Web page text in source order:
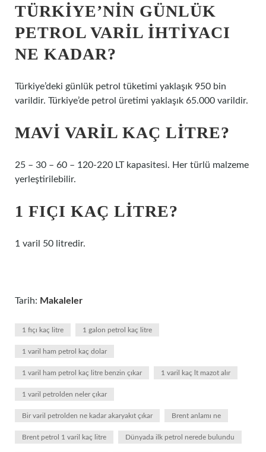
TÜRKIYE’NIN GÜNLÜK
PETROL VARIL IHTIYACI
NE KADAR?
Türkiye’deki günlük petrol tüketimi yaklaşık 950 bin
varildir. Türkiye’de petrol üretimi yaklaşık 65.000 varildir.
MAVI VARIL KAÇ LITRE?
25 – 30 – 60 – 120-220 LT kapasitesi. Her türlü malzeme
yerleştirilebilir.
1 FIÇI KAÇ LITRE?
1 varil 50 litredir.
Tarih: Makaleler
1 fıçı kaç litre 1 galon petrol kaç litre
1 varil ham petrol kaç dolar
1 varil ham petrol kaç litre benzin çıkar 1 varil kaç lt mazot alır
1 varil petrolden neler çıkar
Bir varil petrolden ne kadar akaryakıt çıkar Brent anlamı ne
Brent petrol 1 varil kaç litre Dünyada ilk petrol nerede bulundu